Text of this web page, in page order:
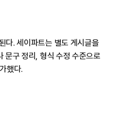
다. 세이파트는 별도 게시글을
문구 정리, 형식 수정 수준으로
했다.